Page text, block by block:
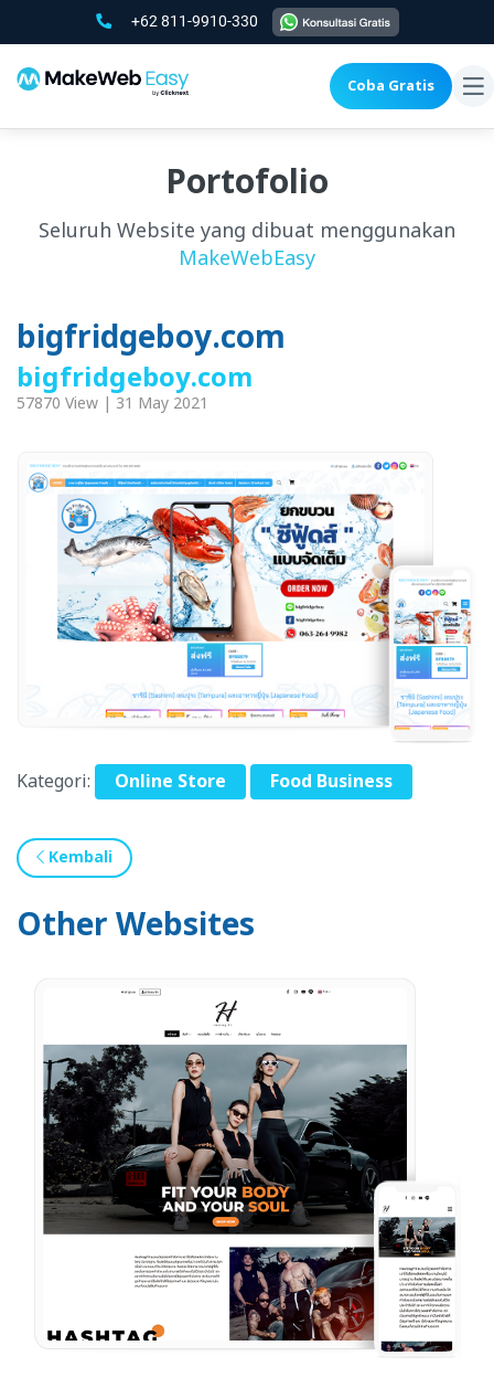
+62 811-9910-330
Coba Gratis
Portofolio
Seluruh Website yang dibuat menggunakan
MakeWebEasy
bigfridgeboy.com
bigfridgeboy.com
57870 View | 31 May 2021
Kategori: Online Store Food Business
Kembali
Other Websites